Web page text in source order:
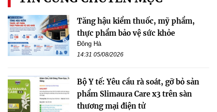
Tăng hậu kiểm thuốc, mỹ phẩm,
thực phẩm bảo vệ sức khỏe
Đông Hà
14:31 05/08/2026
Bộ Y tế: Yêu cầu rà soát, gỡ bỏ sản
phẩm Slimaura Care x3 trên sàn
thương mại điện tử